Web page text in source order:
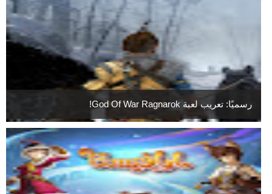
رسميًا: تعريب لعبة God Of War Ragnarok!